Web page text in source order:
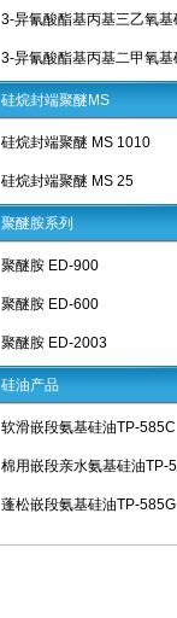
3-异氰酸酯基丙基三乙氧基
3-异氰酸酯基丙基二甲氧基
硅烷封端聚醚MS
硅烷封端聚醚 MS 1010
硅烷封端聚醚 MS 25
聚醚胺系列
聚醚胺 ED-900
聚醚胺 ED-600
聚醚胺 ED-2003
硅油产品
软滑嵌段氨基硅油TP-585C
棉用嵌段亲水氨基硅油TP-
蓬松嵌段氨基硅油TP-585G